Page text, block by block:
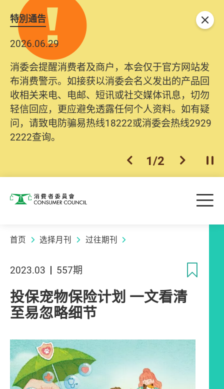
特別通告
2026.06.29
消委会提醒消费者及商户，本会仅于官方网站发
布消费警示。如接获以消委会名义发出的产品回
收相关来电、电邮、短讯或社交媒体讯息，切勿
轻信回应，更应避免透露任何个人资料。如有疑
问，请致电防骗易热线18222或消委会热线2929
2222查询。
上一个
1/2 下一个开
关闭
消费者委员会 目
首页 选择月刊 过往期刊
2023.03 557期
投保宠物保险计划 一文看清
至易忽略细节